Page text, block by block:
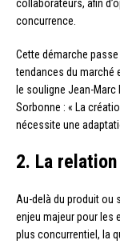
collaborateurs, afin
concurrence.
Cette démarche
tendances du marché
le souligne Jean-Marc
Sorbonne : « La
nécessite une
2. La
Au-delà du produit ou
enjeu majeur pour les
plus concurrentiel, la